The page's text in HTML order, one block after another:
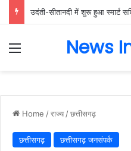
Menu News
Home /राज्य /छत्तीसगढ़
छत्तीसगढ़ छत्तीसगढ़ जनसंपर्क